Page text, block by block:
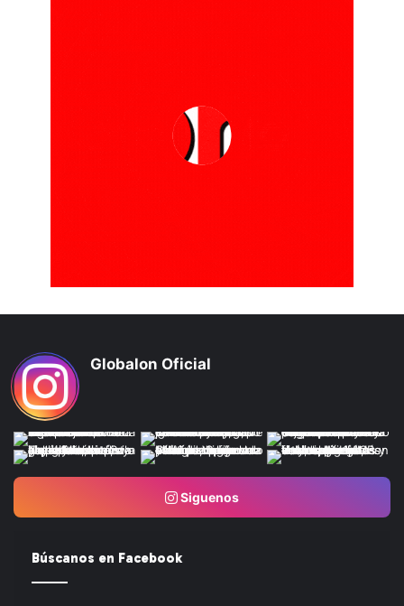
Globalon Oficial
Siguenos
Búscanos en Facebook